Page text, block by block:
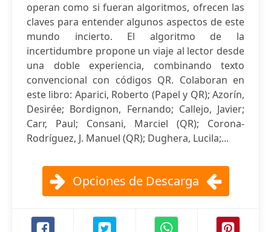
operan como si fueran algoritmos, ofrecen las
claves para entender algunos aspectos de este
mundo incierto. El algoritmo de la
incertidumbre propone un viaje al lector desde
una doble experiencia, combinando texto
convencional con códigos QR. Colaboran en
este libro: Aparici, Roberto (Papel y QR); Azorín,
Desirée; Bordignon, Fernando; Callejo, Javier;
Carr, Paul; Consani, Marciel (QR); Corona-
Rodríguez, J. Manuel (QR); Dughera, Lucila;...
Opciones de Descarga